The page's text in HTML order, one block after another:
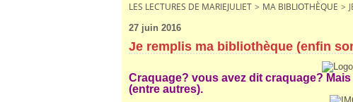
LES LECTURES DE MARIEJULIET > MA BIBLIOTHÈQUE >
27 juin 2016
Je remplis ma bibliothèque (enfin
Craquage? vous avez dit craquage?
(entre autres).